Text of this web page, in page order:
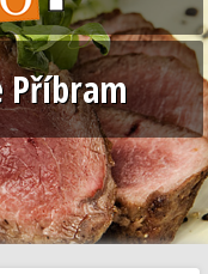
Příbram